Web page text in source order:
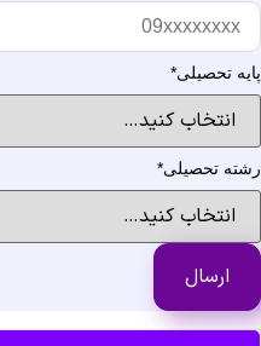
تحصیلی*
تحصیلی*